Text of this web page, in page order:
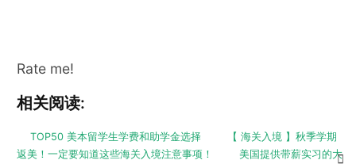
Rate me!
相关阅读:
TOP50 美本留学生学费和助学金选择
【 海关入境 】秋季学期
返美！一定要知道这些海关入境注意事项！
美国提供带薪实习的大